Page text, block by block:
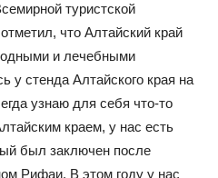
туристской
что Алтайский край
и лечебными
у стенда Алтайского края на
узнаю для себя что-то
краем, у нас есть
был заключен после
Рифаи. В этом году у нас